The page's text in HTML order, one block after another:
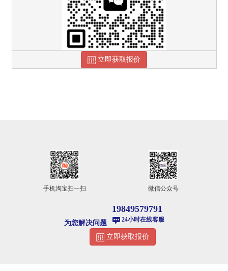
立即获取报价
手机淘宝扫一扫 微信公众号
为您解决问题
19849579791
24小时在线客服
立即获取报价